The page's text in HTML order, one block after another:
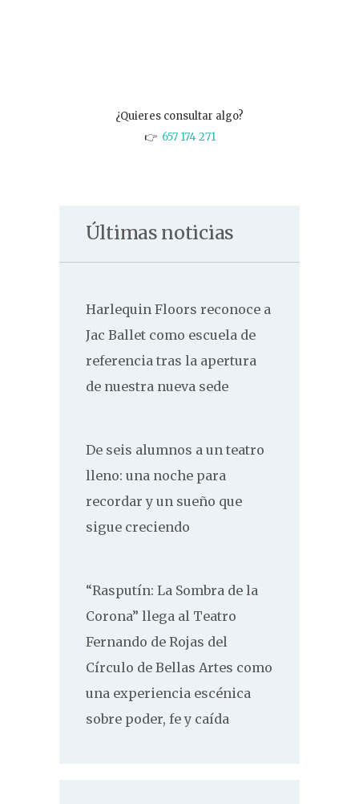
¿Quieres consultar algo?
👉 657 174 271
Últimas noticias
Harlequin Floors reconoce a
Jac Ballet como escuela de
referencia tras la apertura
de nuestra nueva sede
De seis alumnos a un teatro
lleno: una noche para
recordar y un sueño que
sigue creciendo
“Rasputín: La Sombra de la
Corona” llega al Teatro
Fernando de Rojas del
Círculo de Bellas Artes como
una experiencia escénica
sobre poder, fe y caída